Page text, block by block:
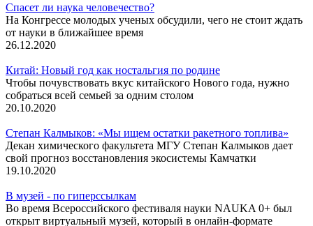
Спасет ли наука человечество?
На Конгрессе молодых ученых обсудили, чего не стоит ждать
от науки в ближайшее время
26.12.2020
Китай: Новый год как ностальгия по родине
Чтобы почувствовать вкус китайского Нового года, нужно
собраться всей семьей за одним столом
20.10.2020
Степан Калмыков: «Мы ищем остатки ракетного топлива»
Декан химического факультета МГУ Степан Калмыков дает
свой прогноз восстановления экосистемы Камчатки
19.10.2020
В музей - по гиперссылкам
Во время Всероссийского фестиваля науки NAUKA 0+ был
открыт виртуальный музей, который в онлайн-формате